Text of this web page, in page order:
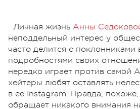
Личная жизнь Анны
неподдельный интерес у
часто делится с поклонниками
подробностями своих
нередко играет против самой
хейтеры любят оставлять
в ее Instagram. Правда,
обращает никакого внимания